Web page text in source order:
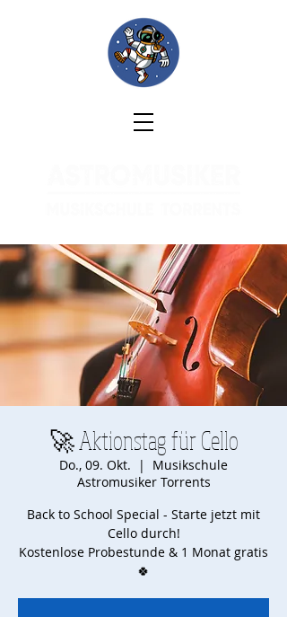
🚀 Aktionstag für Cello
Do., 09. Okt.
  |
Musikschule
Astromusiker Torrents
Back to School Special - Starte jetzt mit
Cello durch!
Kostenlose Probestunde & 1 Monat gratis
🍀